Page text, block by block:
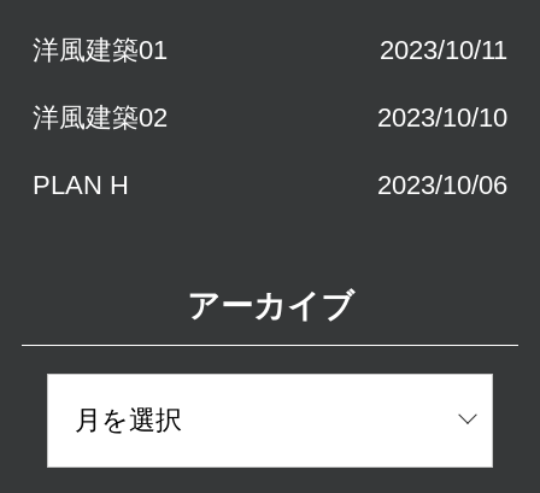
洋風建築01 2023/10/11
洋風建築02 2023/10/10
PLAN H 2023/10/06
アーカイブ